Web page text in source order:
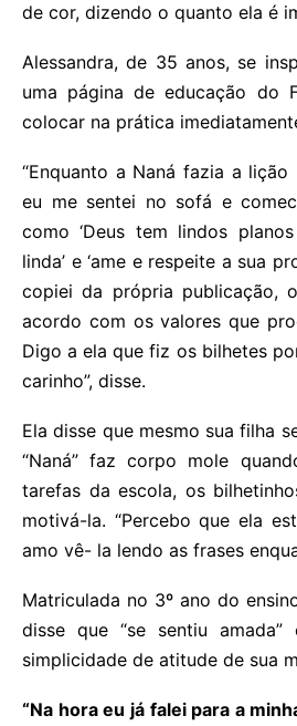
de cor, dizendo o quanto ela é
Alessandra, de 35 anos, se
uma página de educação do
colocar na prática
“Enquanto a Naná fazia a
eu me sentei no sofá e
como ‘Deus tem lindos
linda’ e ‘ame e respeite a sua
copiei da própria publicação,
acordo com os valores que
Digo a ela que fiz os bilhetes
carinho”, disse.
Ela disse que mesmo sua filha
“Naná” faz corpo mole
tarefas da escola, os
motivá-la. “Percebo que ela
amo vê- la lendo as frases
Matriculada no 3º ano do
disse que “se sentiu
simplicidade de atitude de sua
“Na hora eu já falei para a